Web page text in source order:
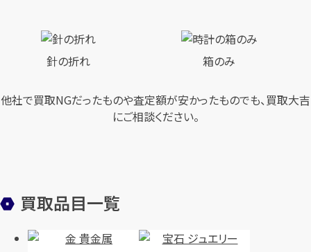
針の折れ 箱のみ
他社で買取NGだったものや査定額が安かったものでも、買取大吉
にご相談ください。
買取品目一覧